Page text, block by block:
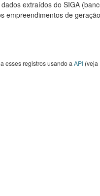
extraídos do SIGA
empreendimentos de
esses registros usando a API(veja